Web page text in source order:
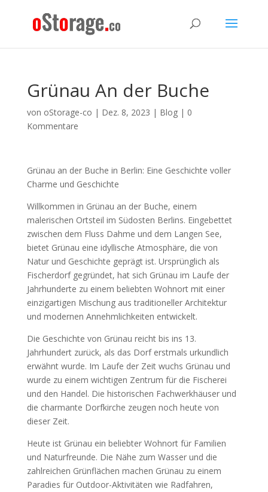
Grünau An der Buche
von oStorage-co | Dez. 8, 2023 | Blog| 0
Kommentare
Grünau an der Buche in Berlin: Eine Geschichte voller
Charme und Geschichte
Willkommen in Grünau an der Buche, einem
malerischen Ortsteil im Südosten Berlins. Eingebettet
zwischen dem Fluss Dahme und dem Langen See,
bietet Grünau eine idyllische Atmosphäre, die von
Natur und Geschichte geprägt ist. Ursprünglich als
Fischerdorf gegründet, hat sich Grünau im Laufe der
Jahrhunderte zu einem beliebten Wohnort mit einer
einzigartigen Mischung aus traditioneller Architektur
und modernen Annehmlichkeiten entwickelt.
Die Geschichte von Grünau reicht bis ins 13.
Jahrhundert zurück, als das Dorf erstmals urkundlich
erwähnt wurde. Im Laufe der Zeit wuchs Grünau und
wurde zu einem wichtigen Zentrum für die Fischerei
und den Handel. Die historischen Fachwerkhäuser und
die charmante Dorfkirche zeugen noch heute von
dieser Zeit.
Heute ist Grünau ein beliebter Wohnort für Familien
und Naturfreunde. Die Nähe zum Wasser und die
zahlreichen Grünflächen machen Grünau zu einem
Paradies für Outdoor-Aktivitäten wie Radfahren,